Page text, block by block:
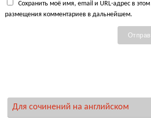
Сохранить моё имя, email и URL-адрес в этом
размещения комментариев в дальнейшем.
Для сочинений на английском